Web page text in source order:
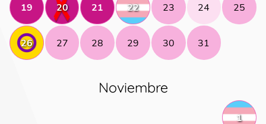
19 20 21 22 23 24 25
26 27 28 29 30 31
Noviembre
1